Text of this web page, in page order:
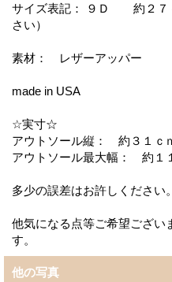
サイズ表記： ９Ｄ 約２７
さい）
素材： レザーアッパー
made in USA
☆実寸☆
アウトソール縦： 約３１ｃ
アウトソール最大幅： 約１
多少の誤差はお許しください。
他気になる点等ご希望ござい
す。
他の写真